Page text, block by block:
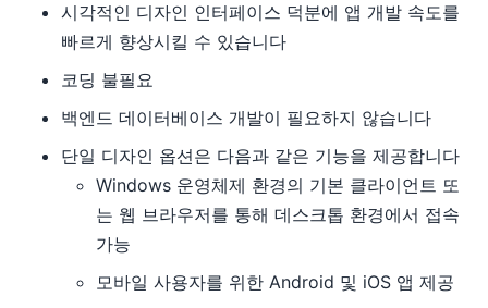
시각적인 디자인 인터페이스 덕분에 앱 개발 속도를
빠르게 향상시킬 수 있습니다
코딩 불필요
백엔드 데이터베이스 개발이 필요하지 않습니다
단일 디자인 옵션은 다음과 같은 기능을 제공합니다
Windows 운영체제 환경의 기본 클라이언트 또
는 웹 브라우저를 통해 데스크톱 환경에서 접속
가능
모바일 사용자를 위한 Android 및 iOS 앱 제공